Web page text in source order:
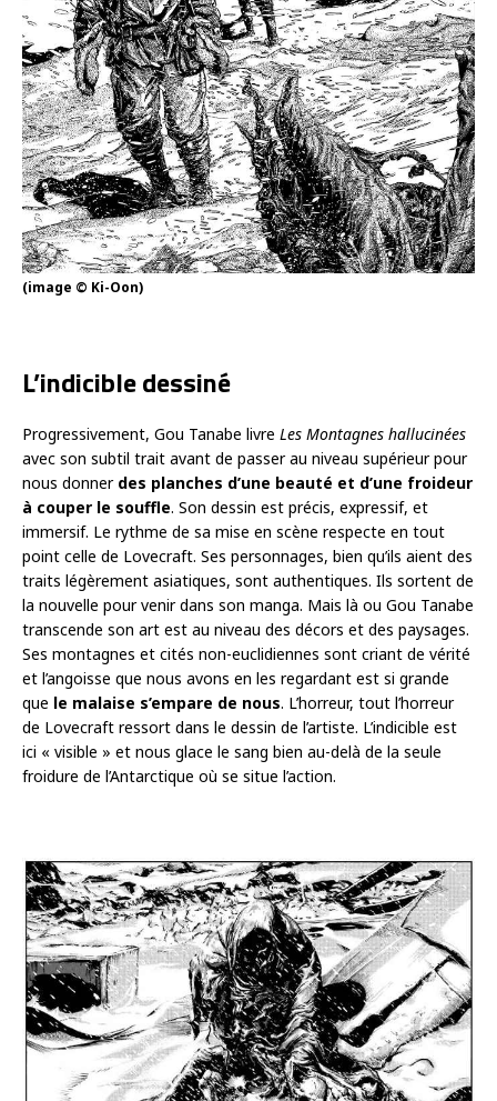
(image © Ki-Oon)
L’indicible dessiné
Progressivement, Gou Tanabe livre Les Montagnes hallucinées
avec son subtil trait avant de passer au niveau supérieur pour
nous donner des planches d’une beauté et d’une froideur
à couper le souffle. Son dessin est précis, expressif, et
immersif. Le rythme de sa mise en scène respecte en tout
point celle de Lovecraft. Ses personnages, bien qu’ils aient des
traits légèrement asiatiques, sont authentiques. Ils sortent de
la nouvelle pour venir dans son manga. Mais là ou Gou Tanabe
transcende son art est au niveau des décors et des paysages.
Ses montagnes et cités non-euclidiennes sont criant de vérité
et l’angoisse que nous avons en les regardant est si grande
que le malaise s’empare de nous. L’horreur, tout l’horreur
de Lovecraft ressort dans le dessin de l’artiste. L’indicible est
ici « visible » et nous glace le sang bien au-delà de la seule
froidure de l’Antarctique où se situe l’action.